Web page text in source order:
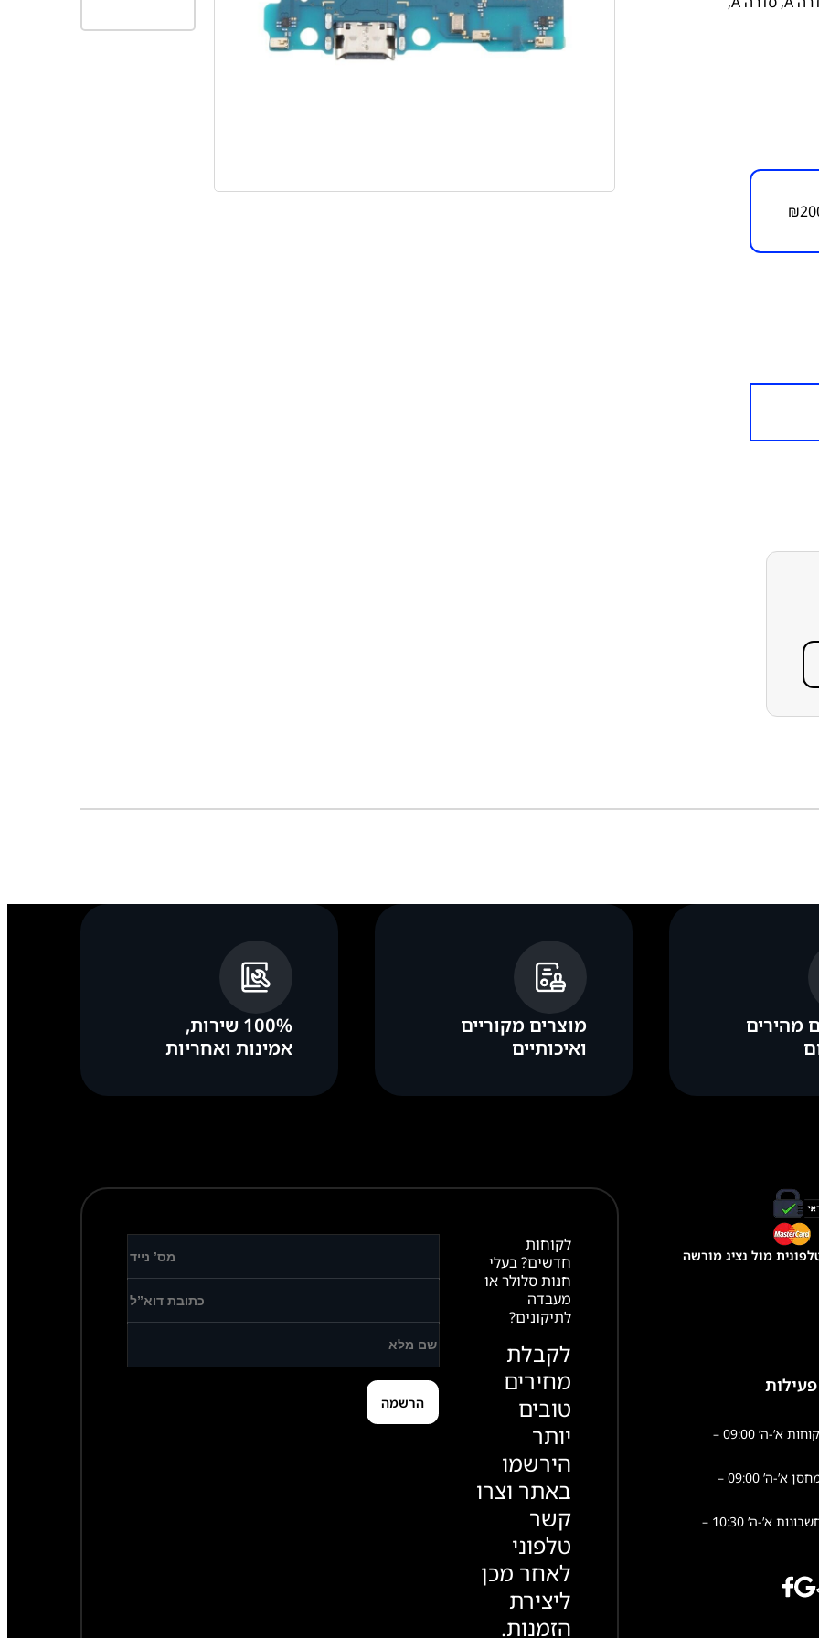
₪
מהירים
מוצרים מקוריים
ואיכותיים
100% שירות,
אמינות ואחריות
מול נציג מורשה
לקוחות
חדשים? בעלי
חנות סלולר או
מעבדה
לתיקונים?
לקבלת
מחירים
טובים
יותר
הירשמו
באתר וצרו
קשר
טלפוני
לאחר מכן
ליצירת
הזמנות.
שירות לקוחות א’-ה’ 09:00 –
פעילות מחסן א’-ה’ 09:00 –
הנהלת חשבונות א’-ה’ 10:30 –